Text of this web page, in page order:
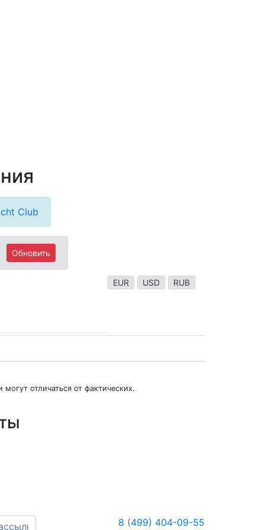
Club
Обновить
EUR USD RUB
отличаться от фактических.
8 (499) 404-09-55